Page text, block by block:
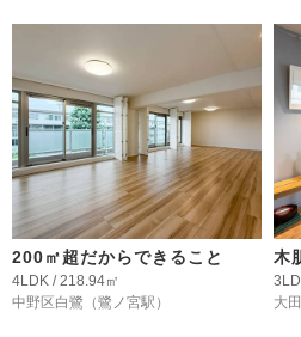
200㎡超だからできること
4LDK / 218.94㎡
中野区白鷺 （鷺ノ宮駅）
木
大